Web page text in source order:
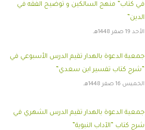
في كتاب” منهج السالكين و توضيح الفقه في
الدين”
الأحد 19 صفر 1448هـ
جمعية الدعوة بالهدار تقيم الدرس الأسبوعي في
”شرح كتاب تفسير ابن سعدي”
الخميس 16 صفر 1448هـ
جمعية الدعوة بالهدار تقيم الدرس الشهري في
شرح كتاب ”الآداب النبوية”